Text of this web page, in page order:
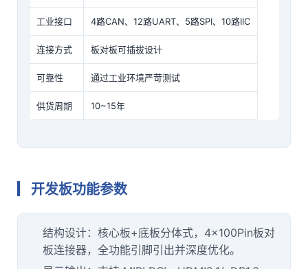
工业接口 4路CAN、12路UART、5路SPI、10路IIC
连接方式 板对板可插拔设计
可靠性 通过工业环境严苛测试
供货周期 10~15年
开发板功能参数
结构设计：核心板+底板分体式，4×100Pin板对
板连接器，全功能引脚引出并深度优化。